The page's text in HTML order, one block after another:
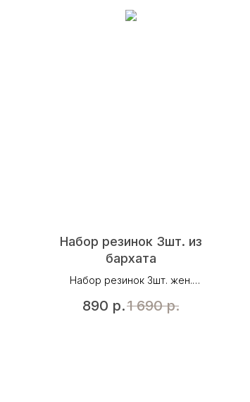
Набор резинок 3шт. из
бархата
Набор резинок 3шт. жен.
890 р.1 690 р.